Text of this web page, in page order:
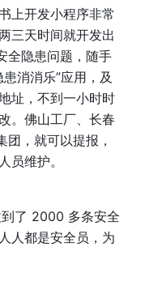
上开发小程序非常
三天时间就开发出
全隐患问题，随手
消消乐”应用，及
址，不到一小时时
。佛山工厂、长春
，就可以提报，
员维护。
了 2000 多条安全
人都是安全员，为